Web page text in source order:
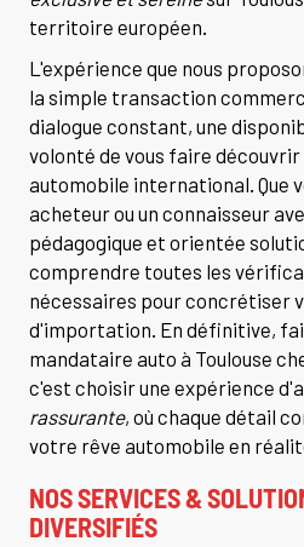
territoire européen.
L'expérience que nous
la simple transaction
dialogue constant, une
volonté de vous faire
automobile international. Que
acheteur ou un connaisseur
pédagogique et orientée
comprendre toutes les
nécessaires pour concrétiser
d'importation. En définitive,
mandataire auto à Toulouse
c'est choisir une expérience
rassurante, où chaque détail
votre rêve automobile en
NOS SERVICES &
DIVERSIFIÉS